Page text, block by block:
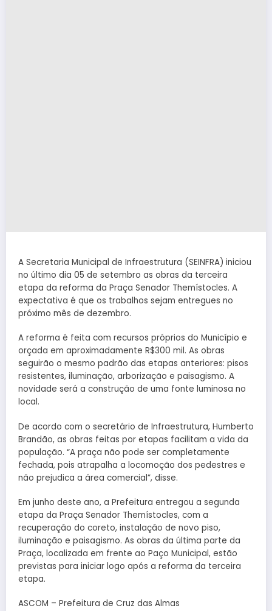
A Secretaria Municipal de Infraestrutura (SEINFRA) iniciou
no último dia 05 de setembro as obras da terceira
etapa da reforma da Praça Senador Themístocles. A
expectativa é que os trabalhos sejam entregues no
próximo mês de dezembro.
A reforma é feita com recursos próprios do Município e
orçada em aproximadamente R$300 mil. As obras
seguirão o mesmo padrão das etapas anteriores: pisos
resistentes, iluminação, arborização e paisagismo. A
novidade será a construção de uma fonte luminosa no
local.
De acordo com o secretário de Infraestrutura, Humberto
Brandão, as obras feitas por etapas facilitam a vida da
população. “A praça não pode ser completamente
fechada, pois atrapalha a locomoção dos pedestres e
não prejudica a área comercial”, disse.
Em junho deste ano, a Prefeitura entregou a segunda
etapa da Praça Senador Themístocles, com a
recuperação do coreto, instalação de novo piso,
iluminação e paisagismo. As obras da última parte da
Praça, localizada em frente ao Paço Municipal, estão
previstas para iniciar logo após a reforma da terceira
etapa.
ASCOM – Prefeitura de Cruz das Almas